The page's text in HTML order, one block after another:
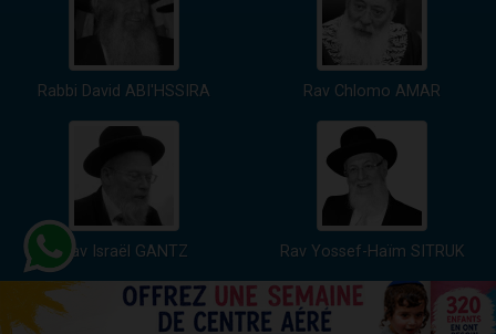
Rabbi David ABI'HSSIRA Rav Chlomo AMAR
Rav Israël GANTZ Rav Yossef-Haïm SITRUK